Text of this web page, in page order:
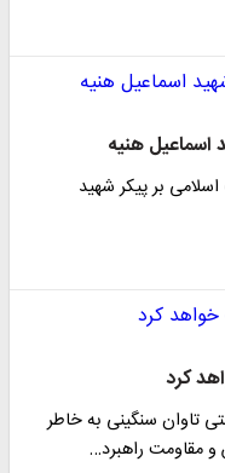
اسماعیل هنیه
بر پیکر شهید
کرد
تاوان سنگینی به خاطر
و مقاومت راهبرد…